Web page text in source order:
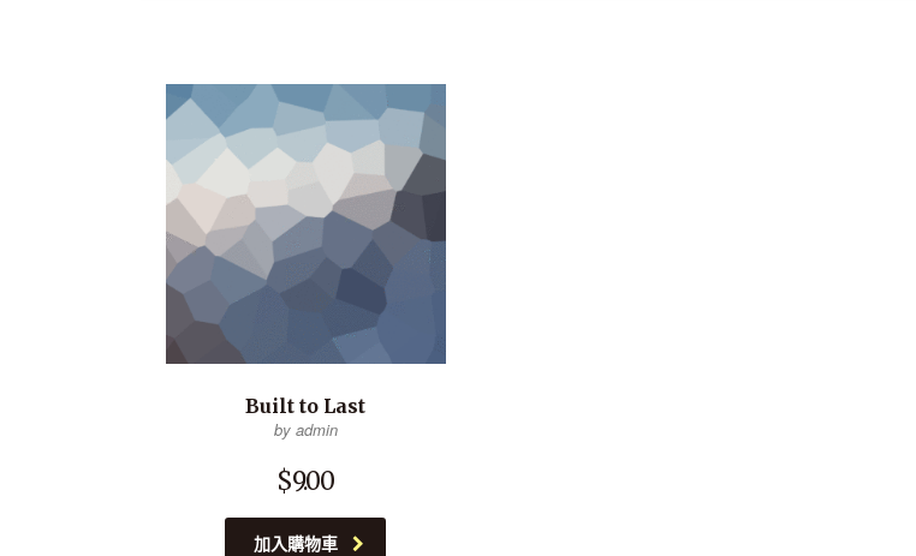
Built to Last
by admin
$9.00
加入購物車